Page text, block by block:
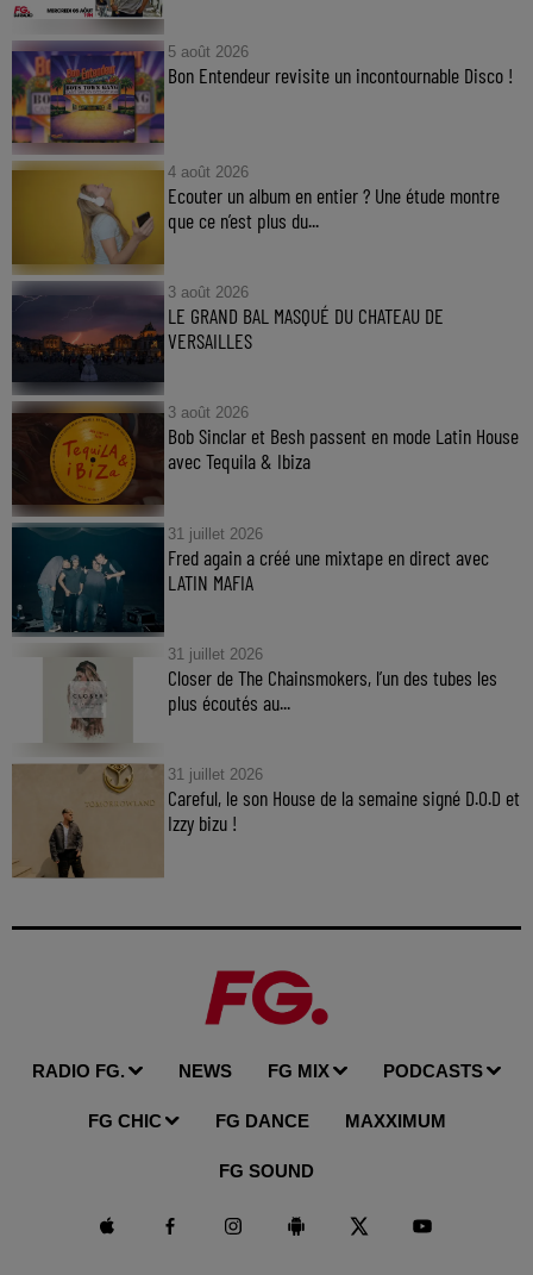
5 août 2026
Bon Entendeur revisite un incontournable Disco !
4 août 2026
Ecouter un album en entier ? Une étude montre
que ce n’est plus du...
3 août 2026
LE GRAND BAL MASQUÉ DU CHATEAU DE
VERSAILLES
3 août 2026
Bob Sinclar et Besh passent en mode Latin House
avec Tequila & Ibiza
31 juillet 2026
Fred again a créé une mixtape en direct avec
LATIN MAFIA
31 juillet 2026
Closer de The Chainsmokers, l’un des tubes les
plus écoutés au...
31 juillet 2026
Careful, le son House de la semaine signé D.O.D et
Izzy bizu !
RADIO FG. NEWS FG MIX PODCASTS
FG CHIC FG DANCE MAXXIMUM
FG SOUND